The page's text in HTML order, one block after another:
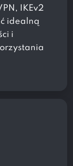
IKEv2
idealną
i